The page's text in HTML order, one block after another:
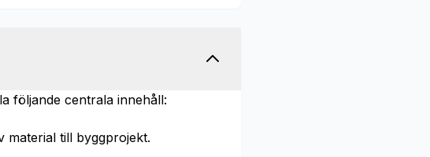
följande centrala innehåll:
material till byggprojekt.